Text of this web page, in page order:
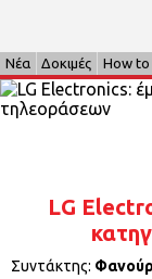
Νέα Δοκιμές How to
LG
Συντάκτης: